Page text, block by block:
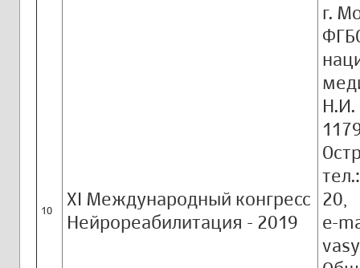
10
XI Международный конгресс
Нейрореабилитация - 2019
г.
Н.И.
20,
e-